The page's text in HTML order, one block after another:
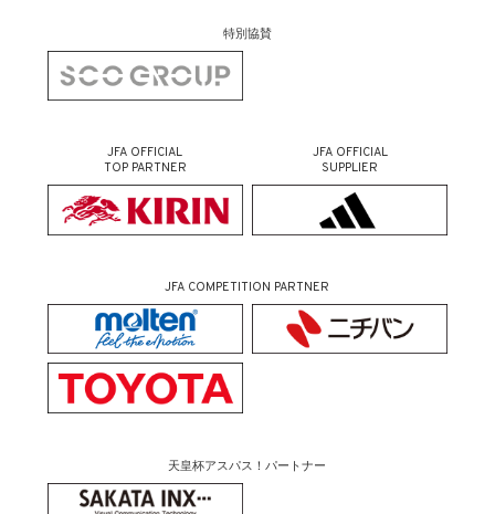
特別協賛
JFA OFFICIAL
TOP PARTNER
JFA OFFICIAL
SUPPLIER
JFA COMPETITION PARTNER
天皇杯アスパス！パートナー